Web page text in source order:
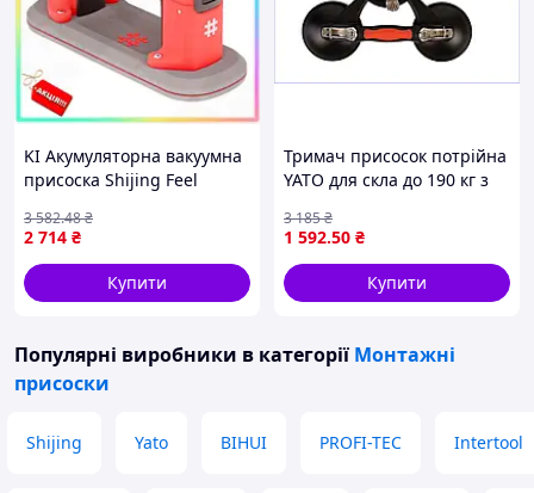
KI Акумуляторна вакуумна
присоска Shijing Feel
автопідкачуванням для
скла плитки керамограніту,
FIR41_R
2 714 ₴
3 582.48₴
Купити
Тримач присосок потрійна
YATO для скла до 190 кг з
ергономічною ручкою
1 592.50 ₴
3 185₴
Купити
Популярні виробники в категорії Монтажні
присоски
Shijing Yato BIHUI PROFI-TEC Intertool